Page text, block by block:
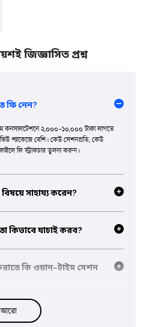
জিজ্ঞাসিত প্রশ্ন
ফি নেন?
কনসালটেশনে ২,০০০-১০,০০০ টাকা লাগতে
প্যাকেজে বেশি। কেউ সেশনপ্রতি, কেউ
ফি স্ট্রাকচার তুলনা করুন।
সাহায্য করেন?
বা পোর্টফোলিও রিভিউয়ের মতো ডেলিভারেবল
কিভাবে যাচাই করব?
বুক করার আগে মেসেজে তাদের কাজের ধরন
নিজেই নিন।
কি ওয়ান-টাইম সেশন
রিভিউ বা নির্দিষ্ট প্রশ্নের জন্য সিঙ্গেল
জানিয়ে রাখলে সেশনটা ফোকাসড আর ফলপ্রসূ
আরো